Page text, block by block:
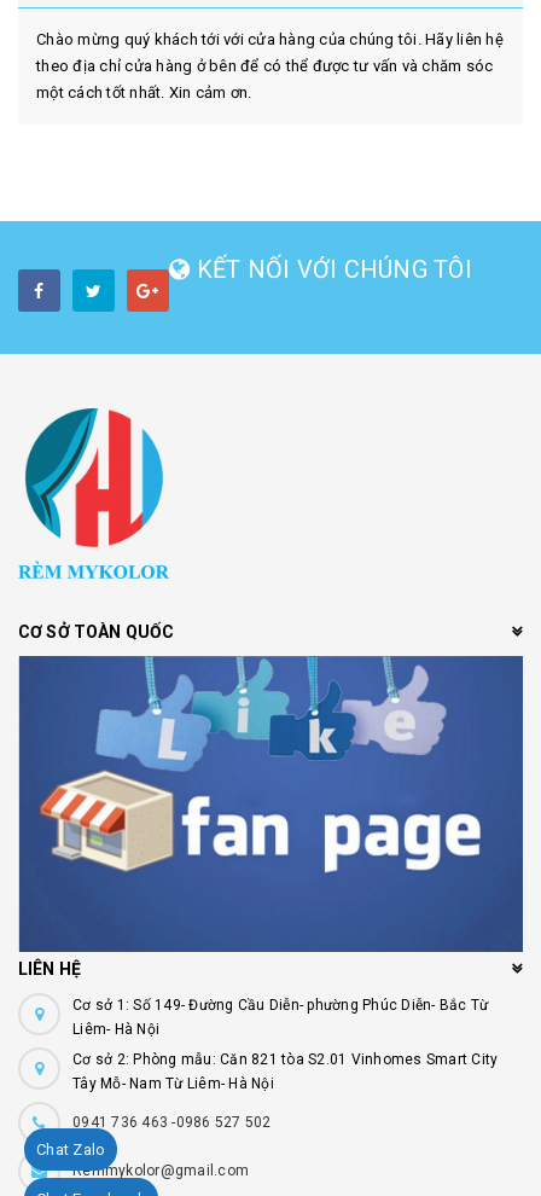
Chào mừng quý khách tới với cửa hàng của chúng tôi. Hãy liên hệ
theo địa chỉ cửa hàng ở bên để có thể được tư vấn và chăm sóc
một cách tốt nhất. Xin cảm ơn.
KẾT NỐI VỚI CHÚNG TÔI
CƠ SỞ TOÀN QUỐC
LIÊN HỆ
Cơ sở 1: Số 149- Đường Cầu Diễn- phường Phúc Diễn- Bắc Từ
Liêm- Hà Nội
Cơ sở 2: Phòng mẫu: Căn 821 tòa S2.01 Vinhomes Smart City
Tây Mỗ- Nam Từ Liêm- Hà Nội
0941 736 463 -0986 527 502
Remmykolor@gmail.com
Chat Zalo